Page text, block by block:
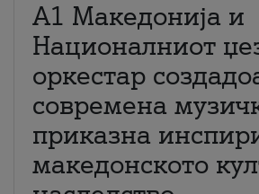
А1 Македонија и
Националниот
оркестар
современа
приказна
македонското